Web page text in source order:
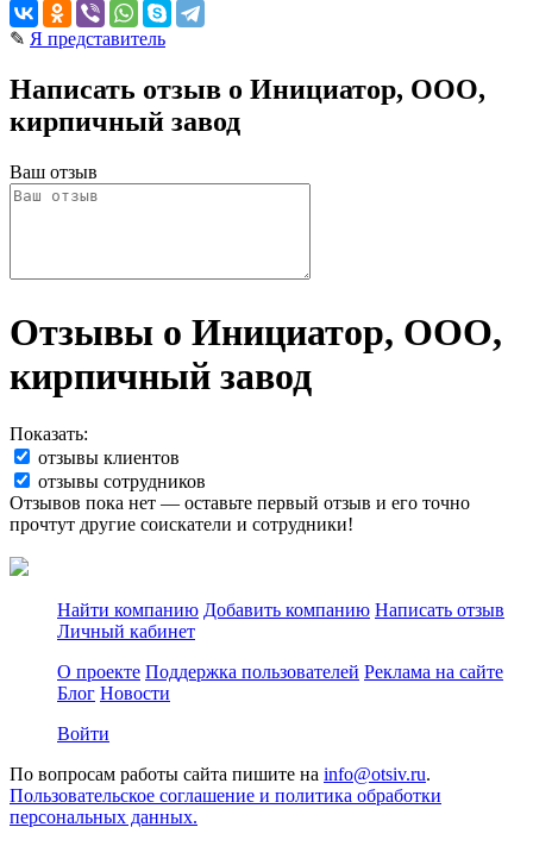
✎ Я представитель
Написать отзыв о Инициатор, ООО,
кирпичный завод
Ваш отзыв
Отзывы о Инициатор, ООО,
кирпичный завод
Показать:
отзывы клиентов
отзывы сотрудников
Отзывов пока нет — оставьте первый отзыв и его точно
прочтут другие соискатели и сотрудники!
Найти компанию Добавить компанию Написать отзыв
Личный кабинет
О проекте Поддержка пользователей Реклама на сайте
Блог Новости
Войти
По вопросам работы сайта пишите на info@otsiv.ru.
Пользовательское соглашение и политика обработки
персональных данных.